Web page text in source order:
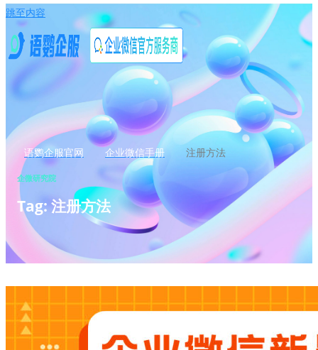
跳至内容
语鹦企服官网 企业微信手册 注册方法
企微研究院
Tag: 注册方法